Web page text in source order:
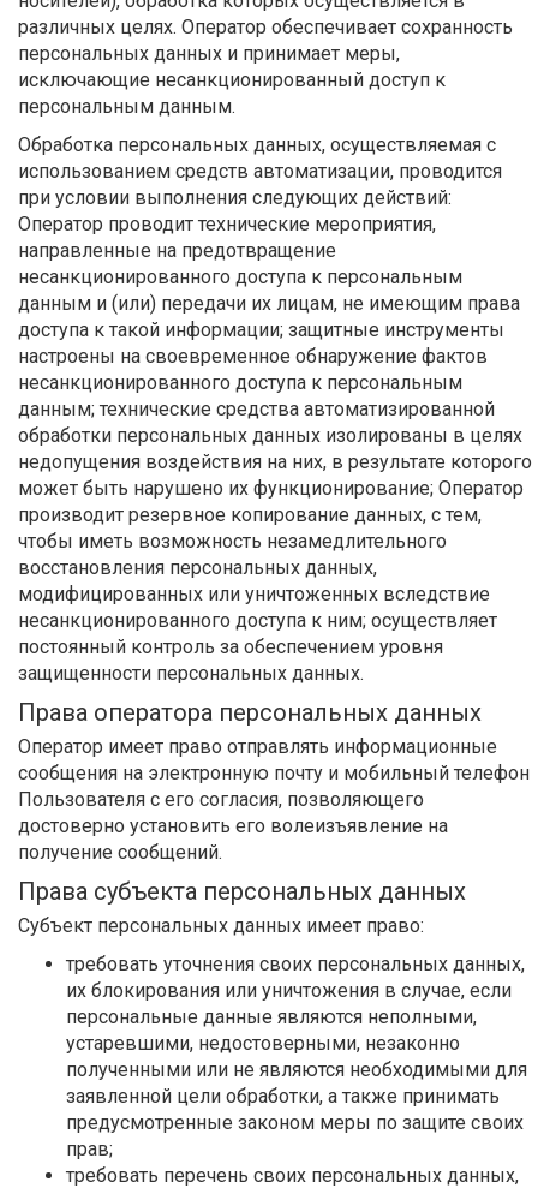
различных целях. Оператор обеспечивает сохранность
персональных данных и принимает меры,
исключающие несанкционированный доступ к
персональным данным.
Обработка персональных данных, осуществляемая с
использованием средств автоматизации, проводится
при условии выполнения следующих действий:
Оператор проводит технические мероприятия,
направленные на предотвращение
несанкционированного доступа к персональным
данным и (или) передачи их лицам, не имеющим права
доступа к такой информации; защитные инструменты
настроены на своевременное обнаружение фактов
несанкционированного доступа к персональным
данным; технические средства автоматизированной
обработки персональных данных изолированы в целях
недопущения воздействия на них, в результате которого
может быть нарушено их функционирование; Оператор
производит резервное копирование данных, с тем,
чтобы иметь возможность незамедлительного
восстановления персональных данных,
модифицированных или уничтоженных вследствие
несанкционированного доступа к ним; осуществляет
постоянный контроль за обеспечением уровня
защищенности персональных данных.
Права оператора персональных данных
Оператор имеет право отправлять информационные
сообщения на электронную почту и мобильный телефон
Пользователя с его согласия, позволяющего
достоверно установить его волеизъявление на
получение сообщений.
Права субъекта персональных данных
Субъект персональных данных имеет право:
требовать уточнения своих персональных данных,
их блокирования или уничтожения в случае, если
персональные данные являются неполными,
устаревшими, недостоверными, незаконно
полученными или не являются необходимыми для
заявленной цели обработки, а также принимать
предусмотренные законом меры по защите своих
прав;
требовать перечень своих персональных данных,